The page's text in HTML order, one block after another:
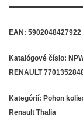
EAN: 5902048427922
Katalógové číslo:
RENAULT
Kategórií: Pohon
Renault Thalia